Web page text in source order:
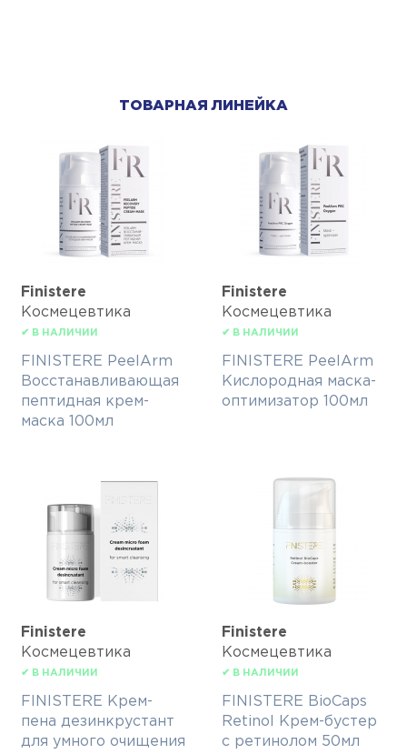
ТОВАРНАЯ ЛИНЕЙКА
Finisterе
Космецевтика
✔ В НАЛИЧИИ
FINISTERE PeelArm
Восcтанавливающая
пептидная крем-
маска 100мл
Finisterе
Космецевтика
✔ В НАЛИЧИИ
FINISTERE PeelArm
Кислородная маска-
оптимизатор 100мл
Finisterе
Космецевтика
✔ В НАЛИЧИИ
FINISTERE Крем-
пена дезинкрустант
для умного очищения
Finisterе
Космецевтика
✔ В НАЛИЧИИ
FINISTERE BioCaps
Retinol Крем-бустер
с ретинолом 50мл